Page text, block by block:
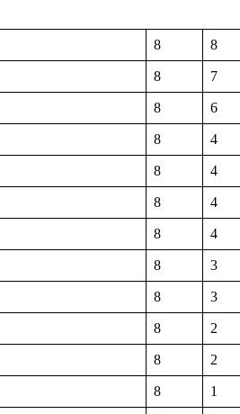
8 8
8 7
8 6
8 4
8 4
8 4
8 4
8 3
8 3
8 2
8 2
8 1